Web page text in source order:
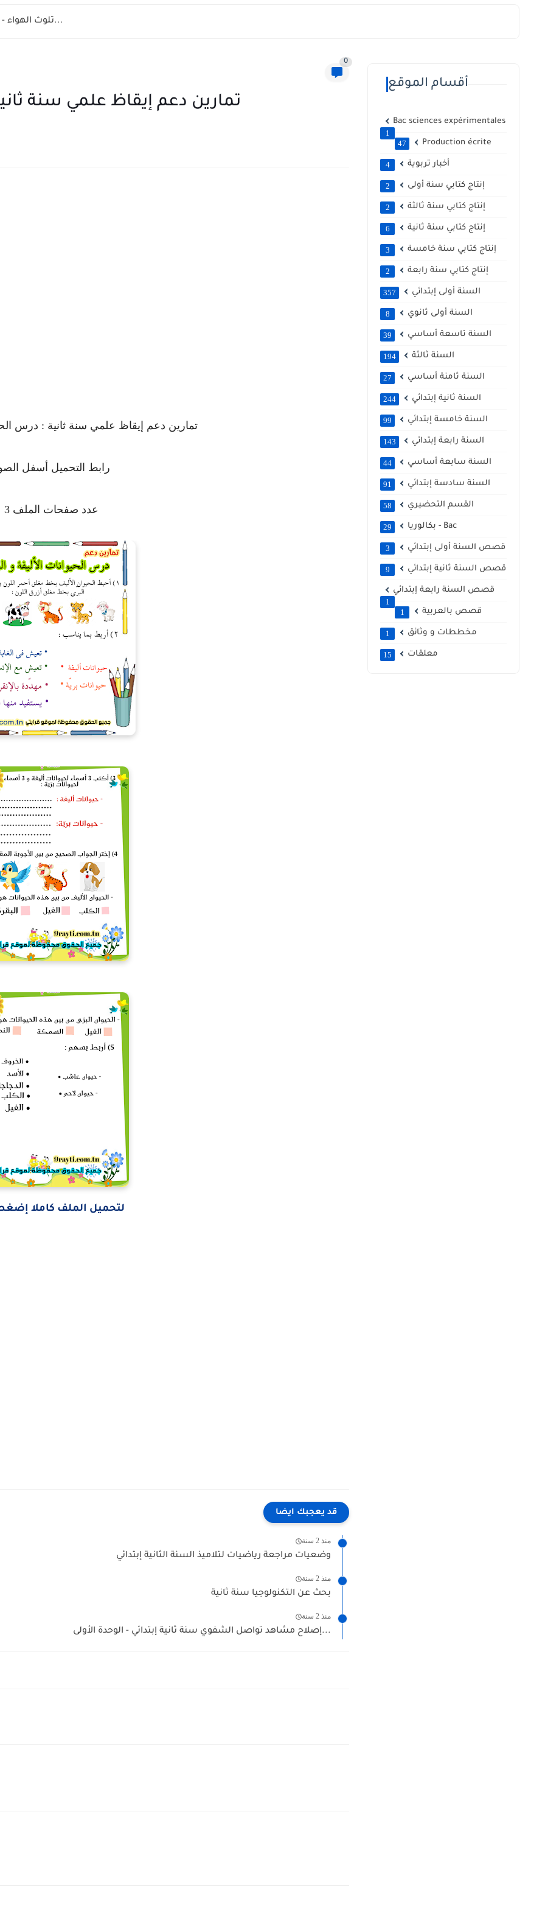
la pollution de l'air 8 éme année - تلوث الهواء...
0
تمارين دعم إيقاظ علمي سنة
تمارين دعم إيقاظ علمي سنة ثانية : درس
رابط التحميل أسفل
عدد صفحات الملف 3
لتحميل الملف كاملا
قد يعجبك ايضا
منذ 2 سنة
وضعيات مراجعة رياضيات لتلاميذ السنة الثانية إبتدائي
منذ 2 سنة
بحث عن التكنولوجيا سنة ثانية
منذ 2 سنة
إصلاح مشاهد تواصل الشفوي سنة ثانية إبتدائي - الوحدة الأولى...
أقسام الموقع
Bac sciences expérimentales
1
Production écrite
47
أخبار تربوية 4
إنتاج كتابي سنة أولى 2
إنتاج كتابي سنة ثالثة 2
إنتاج كتابي سنة ثانية 6
إنتاج كتابي سنة خامسة 3
إنتاج كتابي سنة رابعة 2
السنة أولى إبتدائي 357
السنة أولى ثانوي 8
السنة تاسعة أساسي 39
السنة ثالثة 194
السنة ثامنة أساسي 27
السنة ثانية إبتدائي 244
السنة خامسة إبتدائي 99
السنة رابعة إبتدائي 143
السنة سابعة أساسي 44
السنة سادسة إبتدائي 91
القسم التحضيري 58
بكالوريا - Bac 29
قصص السنة أولى إبتدائي 3
قصص السنة ثانية إبتدائي 9
قصص السنة رابعة إبتدائي
1
قصص بالعربية
1
مخططات و وثائق 1
معلقات 15